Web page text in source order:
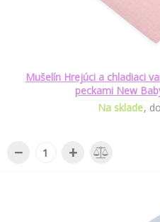
Mušelín Hrejúci a chladiaci
peckami New
Na sklade
− +